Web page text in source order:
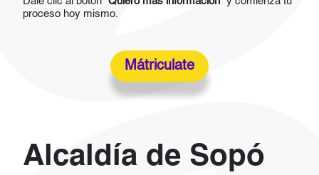
proceso hoy mismo.
Mátriculate
Alcaldía de Sopó